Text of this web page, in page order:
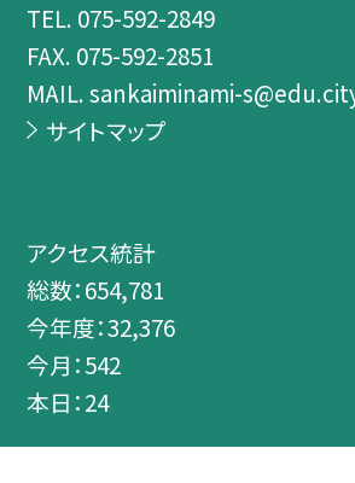
TEL. 075-592-2849
FAX. 075-592-2851
MAIL. sankaiminami-
サイトマップ
アクセス統計
総数：654,781
今年度：32,376
今月：542
本日：24